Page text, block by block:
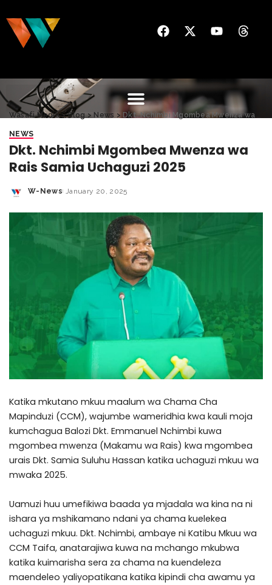
Wasafi Media>Blog> News > Dkt. Nchimbi Mgombea Mwenza wa Rais Samia Uchaguzi 2025
NEWS
Dkt. Nchimbi Mgombea Mwenza wa
Rais Samia Uchaguzi 2025
W-News January 20, 2025
Katika mkutano mkuu maalum wa Chama Cha
Mapinduzi (CCM), wajumbe wameridhia kwa kauli moja
kumchagua Balozi Dkt. Emmanuel Nchimbi kuwa
mgombea mwenza (Makamu wa Rais) kwa mgombea
urais Dkt. Samia Suluhu Hassan katika uchaguzi mkuu wa
mwaka 2025.
Uamuzi huu umefikiwa baada ya mjadala wa kina na ni
ishara ya mshikamano ndani ya chama kuelekea
uchaguzi mkuu. Dkt. Nchimbi, ambaye ni Katibu Mkuu wa
CCM Taifa, anatarajiwa kuwa na mchango mkubwa
katika kuimarisha sera za chama na kuendeleza
maendeleo yaliyopatikana katika kipindi cha awamu ya